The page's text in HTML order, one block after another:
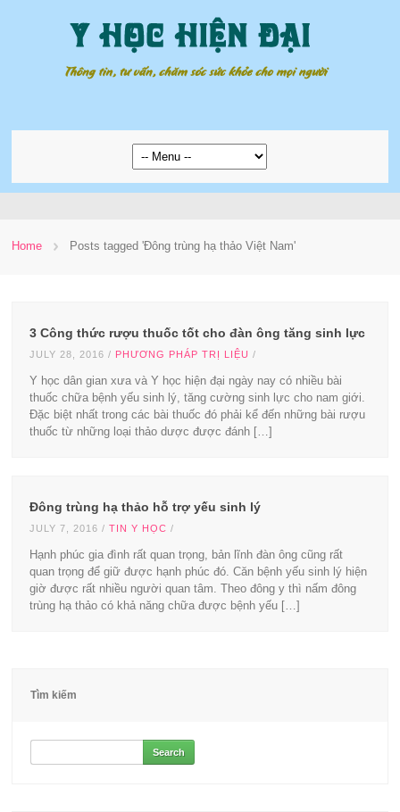
Home Posts tagged 'Đông trùng hạ thảo Việt Nam'
3 Công thức rượu thuốc tốt cho đàn ông tăng sinh lực
JULY 28, 2016 / PHƯƠNG PHÁP TRỊ LIỆU /
Y học dân gian xưa và Y học hiện đại ngày nay có nhiều bài
thuốc chữa bệnh yếu sinh lý, tăng cường sinh lực cho nam giới.
Đặc biệt nhất trong các bài thuốc đó phải kể đến những bài rượu
thuốc từ những loại thảo dược được đánh […]
Đông trùng hạ thảo hỗ trợ yếu sinh lý
JULY 7, 2016 /TIN Y HỌC /
Hạnh phúc gia đình rất quan trọng, bản lĩnh đàn ông cũng rất
quan trọng để giữ được hạnh phúc đó. Căn bệnh yếu sinh lý hiện
giờ được rất nhiều người quan tâm. Theo đông y thì nấm đông
trùng hạ thảo có khả năng chữa được bệnh yếu […]
Tìm kiếm
for: